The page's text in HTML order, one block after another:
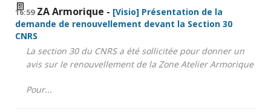
16:59 ZA Armorique
[Visio] Présentation de la
demande de renouvellement devant la Section 30
CNRS
La section 30 du CNRS a été sollicitée pour donner un
avis sur le renouvellement de la Zone Atelier Armorique
Pour...